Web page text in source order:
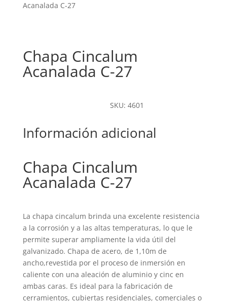
Acanalada C-27
Chapa Cincalum
Acanalada C-27
SKU: 4601
Información adicional
Chapa Cincalum
Acanalada C-27
La chapa cincalum brinda una excelente resistencia
a la corrosión y a las altas temperaturas, lo que le
permite superar ampliamente la vida útil del
galvanizado. Chapa de acero, de 1,10m de
ancho,revestida por el proceso de inmersión en
caliente con una aleación de aluminio y cinc en
ambas caras. Es ideal para la fabricación de
cerramientos, cubiertas residenciales, comerciales o